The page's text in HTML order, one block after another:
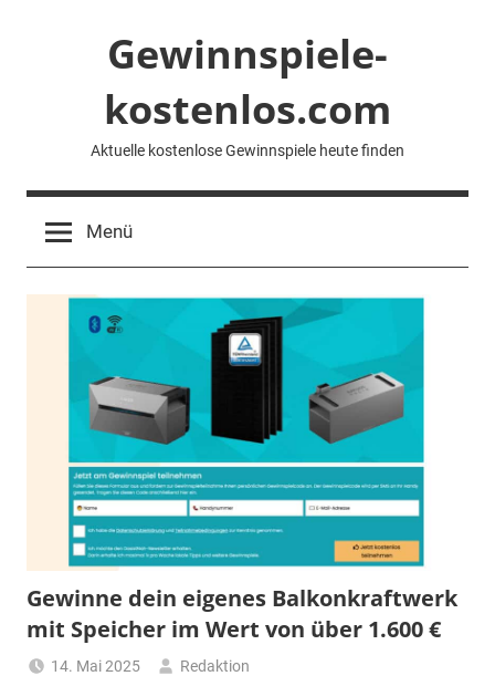
Gewinnspiele-
kostenlos.com
Aktuelle kostenlose Gewinnspiele heute finden
Menü
Gewinne dein eigenes Balkonkraftwerk
mit Speicher im Wert von über 1.600 €
14. Mai 2025 Redaktion